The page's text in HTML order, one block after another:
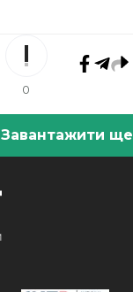
0
Завантажити ще